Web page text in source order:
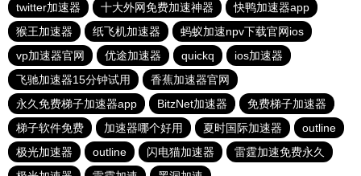
twitter加速器
十大外网免费加速神器
快鸭加速器app
猴王加速器
纸飞机加速器
蚂蚁加速npv下载官网ios
vp加速器官网
优途加速器 quickq
ios加速器
飞驰加速器15分钟试用
香蕉加速器官网
永久免费梯子加速器app
BitzNet加速器
免费梯子加速器
梯子软件免费
加速器哪个好用 夏时国际加速器
outline
极光加速器
outline 闪电猫加速器
雷霆加速免费永久